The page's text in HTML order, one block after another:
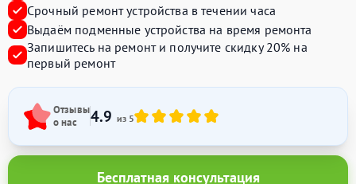
Срочный ремонт устройства в течении часа
Выдаём подменные устройства на время ремонта
Запишитесь на ремонт и получите скидку 20% на
первый ремонт
Отзывы
о нас
4.9 из 5
Бесплатная консультация